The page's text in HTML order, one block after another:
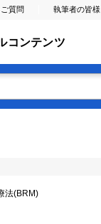
質問 執筆者の皆様
コンテンツ
法(BRM)